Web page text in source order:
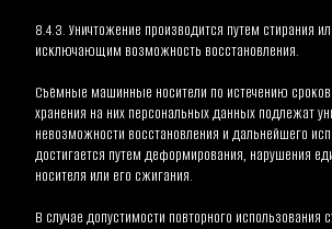
8.4.3. Уничтожение производится путем стирания
исключающим возможность восстановления.
Съёмные машинные носители по истечению сроков
хранения на них персональных данных подлежат
невозможности восстановления и дальнейшего
достигается путем деформирования, нарушения
носителя или его сжигания.
В случае допустимости повторного использования